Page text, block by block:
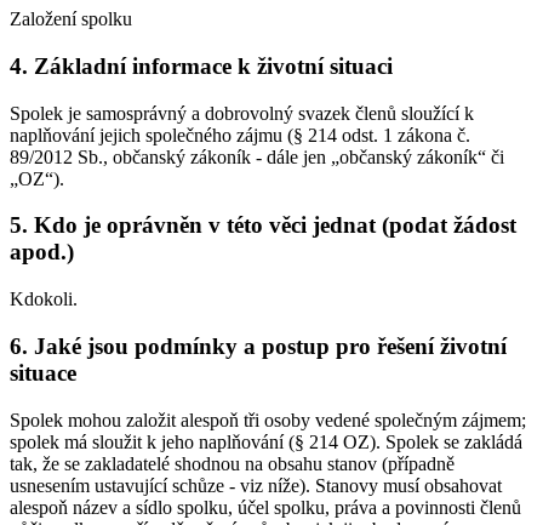
Založení spolku
4. Základní informace k životní situaci
Spolek je samosprávný a dobrovolný svazek členů sloužící k
naplňování jejich společného zájmu (§ 214 odst. 1 zákona č.
89/2012 Sb., občanský zákoník - dále jen „občanský zákoník“ či
„OZ“).
5. Kdo je oprávněn v této věci jednat (podat žádost
apod.)
Kdokoli.
6. Jaké jsou podmínky a postup pro řešení životní
situace
Spolek mohou založit alespoň tři osoby vedené společným zájmem;
spolek má sloužit k jeho naplňování (§ 214 OZ). Spolek se zakládá
tak, že se zakladatelé shodnou na obsahu stanov (případně
usnesením ustavující schůze - viz níže). Stanovy musí obsahovat
alespoň název a sídlo spolku, účel spolku, práva a povinnosti členů